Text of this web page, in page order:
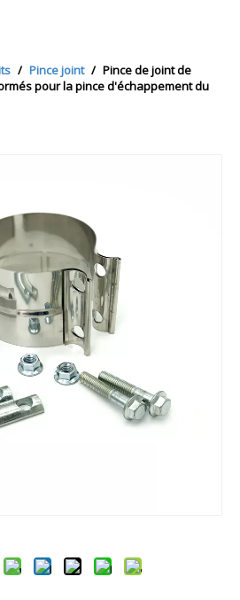
/ Pince joint / Pince de joint de
pour la pince d'échappement du